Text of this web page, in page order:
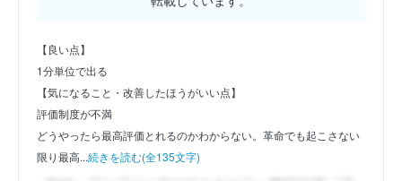
【良い点】
1分単位で出る
【気になること・改善したほうがいい点】
評価制度が不満
どうやったら最高評価とれるのかわからない。革命でも起こさない
限り最高...続きを読む(全135文字)